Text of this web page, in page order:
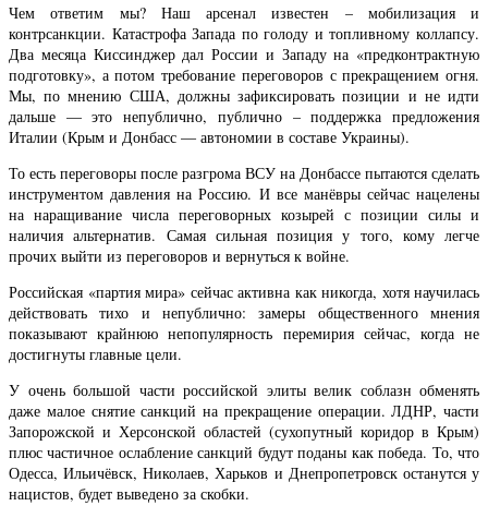
Чем ответим мы? Наш арсенал известен – мобилизация и
контрсанкции. Катастрофа Запада по голоду и топливному коллапсу.
Два месяца Киссинджер дал России и Западу на «предконтрактную
подготовку», а потом требование переговоров с прекращением огня.
Мы, по мнению США, должны зафиксировать позиции и не идти
дальше — это непублично, публично – поддержка предложения
Италии (Крым и Донбасс — автономии в составе Украины).
То есть переговоры после разгрома ВСУ на Донбассе пытаются сделать
инструментом давления на Россию. И все манёвры сейчас нацелены
на наращивание числа переговорных козырей с позиции силы и
наличия альтернатив. Самая сильная позиция у того, кому легче
прочих выйти из переговоров и вернуться к войне.
Российская «партия мира» сейчас активна как никогда, хотя научилась
действовать тихо и непублично: замеры общественного мнения
показывают крайнюю непопулярность перемирия сейчас, когда не
достигнуты главные цели.
У очень большой части российской элиты велик соблазн обменять
даже малое снятие санкций на прекращение операции. ЛДНР, части
Запорожской и Херсонской областей (сухопутный коридор в Крым)
плюс частичное ослабление санкций будут поданы как победа. То, что
Одесса, Ильичёвск, Николаев, Харьков и Днепропетровск останутся у
нацистов, будет выведено за скобки.